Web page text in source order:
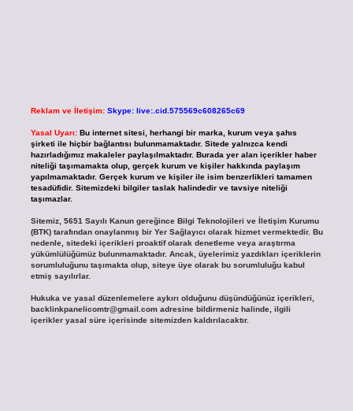
Reklam ve İletişim: Skype: live:.cid.575569c608265c69
Yasal Uyarı: Bu internet sitesi, herhangi bir marka, kurum veya şahıs
şirketi ile hiçbir bağlantısı bulunmamaktadır. Sitede yalnızca kendi
hazırladığımız makaleler paylaşılmaktadır. Burada yer alan içerikler haber
niteliği taşımamakta olup, gerçek kurum ve kişiler hakkında paylaşım
yapılmamaktadır. Gerçek kurum ve kişiler ile isim benzerlikleri tamamen
tesadüfidir. Sitemizdeki bilgiler taslak halindedir ve tavsiye niteliği
taşımazlar.
Sitemiz, 5651 Sayılı Kanun gereğince Bilgi Teknolojileri ve İletişim Kurumu
(BTK) tarafından onaylanmış bir Yer Sağlayıcı olarak hizmet vermektedir. Bu
nedenle, sitedeki içerikleri proaktif olarak denetleme veya araştırma
yükümlülüğümüz bulunmamaktadır. Ancak, üyelerimiz yazdıkları içeriklerin
sorumluluğunu taşımakta olup, siteye üye olarak bu sorumluluğu kabul
etmiş sayılırlar.
Hukuka ve yasal düzenlemelere aykırı olduğunu düşündüğünüz içerikleri,
backlinkpanelicomtr@gmail.comadresine bildirmeniz halinde, ilgili
içerikler yasal süre içerisinde sitemizden kaldırılacaktır.